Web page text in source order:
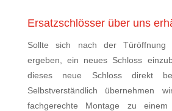
Ersatzschlösser über uns
Sollte sich nach der Türöffnung
ergeben, ein neues Schloss
dieses neue Schloss direkt
Selbstverständlich übernehmen
fachgerechte Montage zu einem